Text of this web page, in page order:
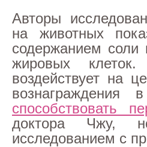
Авторы
на животных
содержанием соли
жировых
воздействует на
способствовать
доктора Чжу,
исследованием с